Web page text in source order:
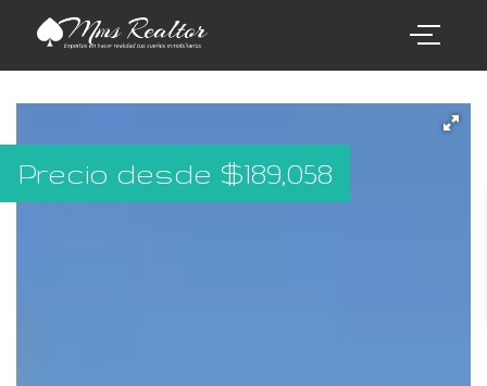
Precio desde $189,058